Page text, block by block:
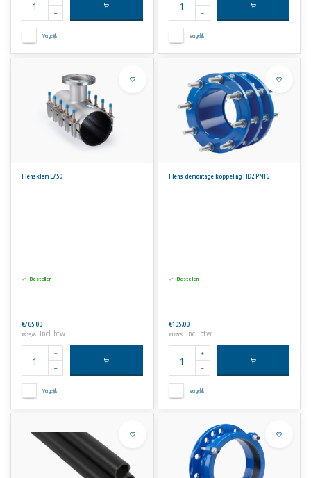
Vergelijk Vergelijk
Flensklem L750
Bestellen
€765,00
€925,65 Incl. btw
Vergelijk
Flens demontage koppeling HD2 PN16
Bestellen
€105,00
€127,05 Incl. btw
Vergelijk